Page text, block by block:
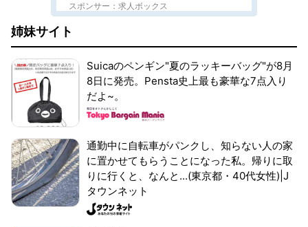
スポンサー：求人ボックス
姉妹サイト
Suicaのペンギン"夏のラッキーバッグ"が8月
8日に発売。Pensta史上最も豪華な7点入り
だよ~。
通勤中に自転車がパンクし、知らない人の家
に置かせてもらうことになった私。帰りに取
りに行くと、なんと...(東京都・40代女性)|J
タウンネット